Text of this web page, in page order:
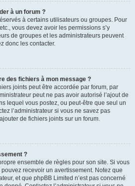
à un forum ?
à certains utilisateurs ou groupes. Pour
vous devez avoir les permissions s’y
de groupes et les administrateurs peuvent
donc les contacter.
des fichiers à mon message ?
joints peut être accordée par forum, par
peut ne pas avoir autorisé l’ajout de
lequel vous postez, ou peut-être que seul un
l’administrateur si vous ne savez pas
de fichiers joints sur un forum.
?
ensemble de règles pour son site. Si vous
recevoir un avertissement. Notez que
et que phpBB Limited n’est pas concerné